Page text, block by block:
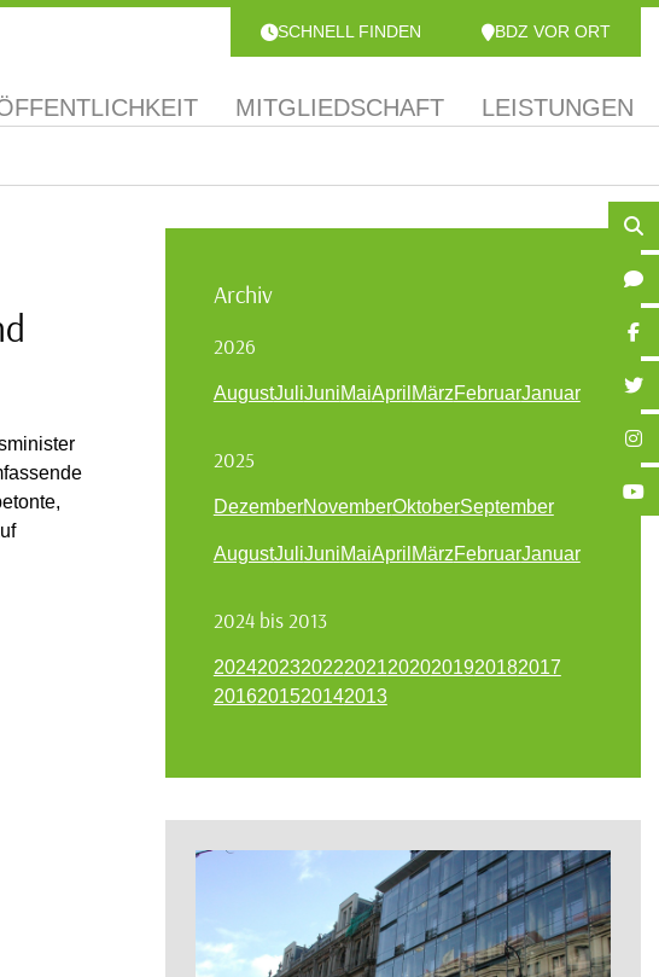
SCHNELL FINDEN BDZ VOR ORT
MITGLIEDSCHAFT LEISTUNGEN
Archiv
2026
AugustJuliJuniMaiApril MärzFebruarJanuar
2025
DezemberNovemberOktoberSeptember
AugustJuliJuniMaiApril MärzFebruarJanuar
2024 bis 2013
20242023202220212020201920182017
2016201520142013